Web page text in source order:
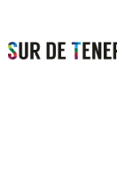
Saltar